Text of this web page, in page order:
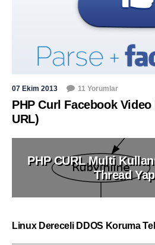
07 Ekim 2013 11 Yorumlar
PHP Curl Facebook
URL)
PHP CURL Multi
Thread
Linux Dereceli DDOS Koruma